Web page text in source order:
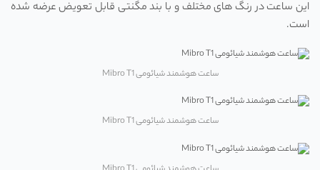
این ساعت در رنگ‌ های مختلف و با بند مگنتی قابل تعویض عرضه شده
است.
ساعت هوشمند شیائومی Mibro T1
ساعت هوشمند شیائومی Mibro T1